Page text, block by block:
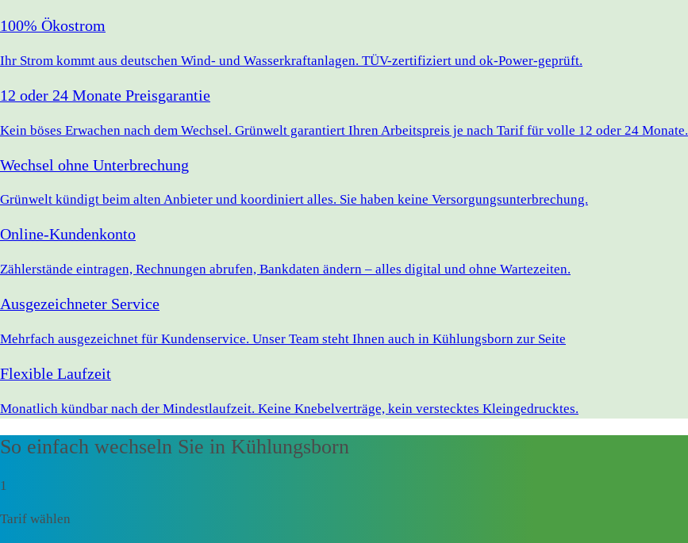
100% Ökostrom
Ihr Strom kommt aus deutschen Wind- und Wasserkraftanlagen. TÜV-zertifiziert und ok-Power-geprüft.
12 oder 24 Monate Preisgarantie
Kein böses Erwachen nach dem Wechsel. Grünwelt garantiert Ihren Arbeitspreis je nach Tarif für volle 12 oder 24 Monate.
Wechsel ohne Unterbrechung
Grünwelt kündigt beim alten Anbieter und koordiniert alles. Sie haben keine Versorgungsunterbrechung.
Online-Kundenkonto
Zählerstände eintragen, Rechnungen abrufen, Bankdaten ändern – alles digital und ohne Wartezeiten.
Ausgezeichneter Service
Mehrfach ausgezeichnet für Kundenservice. Unser Team steht Ihnen auch in Kühlungsborn zur Seite
Flexible Laufzeit
Monatlich kündbar nach der Mindestlaufzeit. Keine Knebelverträge, kein verstecktes Kleingedrucktes.
So einfach wechseln Sie in Kühlungsborn
1
Tarif wählen